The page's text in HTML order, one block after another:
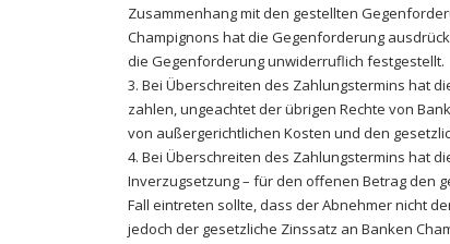
Zusammenhang mit den gestellten
Champignons hat die Gegenforderung
die Gegenforderung unwiderruflich festgestellt.
3. Bei Überschreiten des Zahlungstermins hat
zahlen, ungeachtet der übrigen Rechte von
von außergerichtlichen Kosten und den
4. Bei Überschreiten des Zahlungstermins hat
Inverzugsetzung – für den offenen Betrag den
Fall eintreten sollte, dass der Abnehmer nicht
jedoch der gesetzliche Zinssatz an Banken